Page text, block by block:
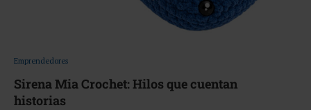
Emprendedores
Sirena Mia Crochet: Hilos que cuentan
historias